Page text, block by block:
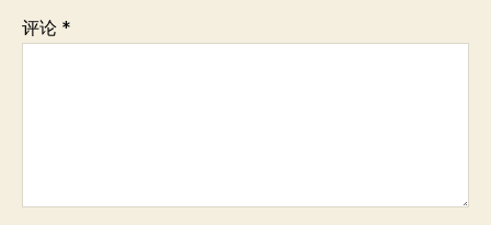
评论 *